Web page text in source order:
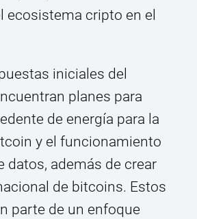
ecosistema cripto en el
iniciales del
planes para
de energía para la
y el funcionamiento
datos, además de crear
de bitcoins. Estos
parte de un enfoque